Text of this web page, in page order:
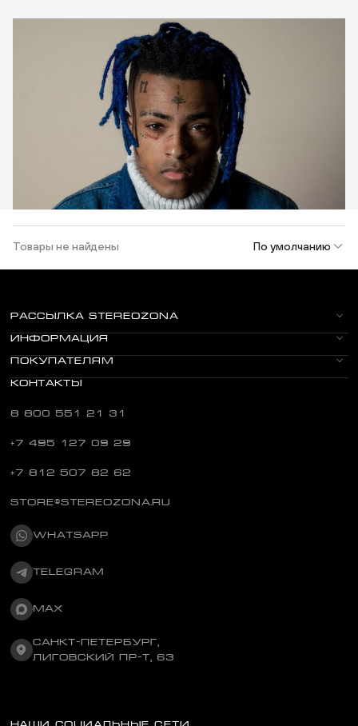
Товары не найдены По умолчанию
РАССЫЛКА STEREOZONA
ИНФОРМАЦИЯ
ПОКУПАТЕЛЯМ
КОНТАКТЫ
8 800 551 21 31
+7 495 127 09 29
+7 812 507 82 62
STORE@STEREOZONA.RU
WHATSAPP
TELEGRAM
MAX
САНКТ-ПЕТЕРБУРГ,
ЛИГОВСКИЙ ПР-Т, 63
НАШИ СОЦИАЛЬНЫЕ СЕТИ